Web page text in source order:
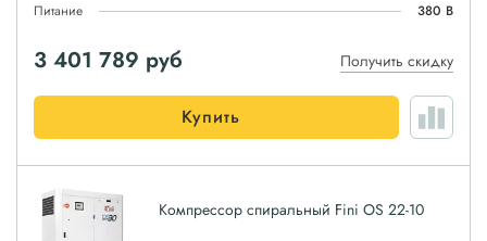
Питание
380 В
3 401 789 руб Получить скидку
Купить
Компрессор спиральный Fini OS 22-10